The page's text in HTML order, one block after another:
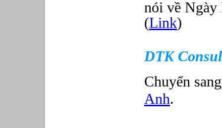
nói về Ngày
(Link)
DTK
Chuyển
Anh.